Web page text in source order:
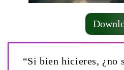
“Si bien hicieres, ¿no